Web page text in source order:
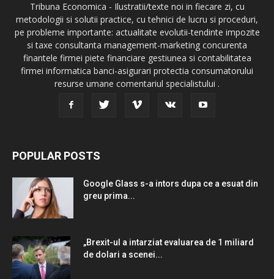
Tribuna Economica - Ilustratii/texte noi in fiecare zi, cu
metodologii si solutii practice, cu tehnici de lucru si proceduri,
pe probleme importante: actualitate evolutii-tendinte impozite
si taxe consultanta management-marketing concurenta
finantele firmei piete financiare gestiunea si contabilitatea
firmei informatica banci-asigurari protectia consumatorului
resurse umane comentariul specialistului .
POPULAR POSTS
Google Glass s-a intors dupa ce a esuat din
greu prima...
„Brexit-ul a intarziat evaluarea de 1 miliard
de dolari a scenei...